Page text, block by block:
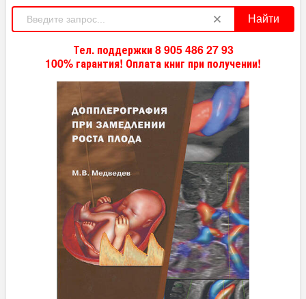
Найти
Тел. поддержки 8 905 486 27 93
100% гарантия! Оплата книг при получении!